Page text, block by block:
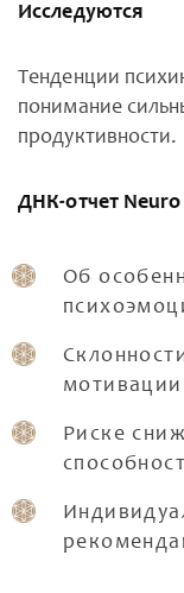
Исследуются
Тенденции
понимание
продуктивности.
ДНК-отчет
Об
мотивации
Риске